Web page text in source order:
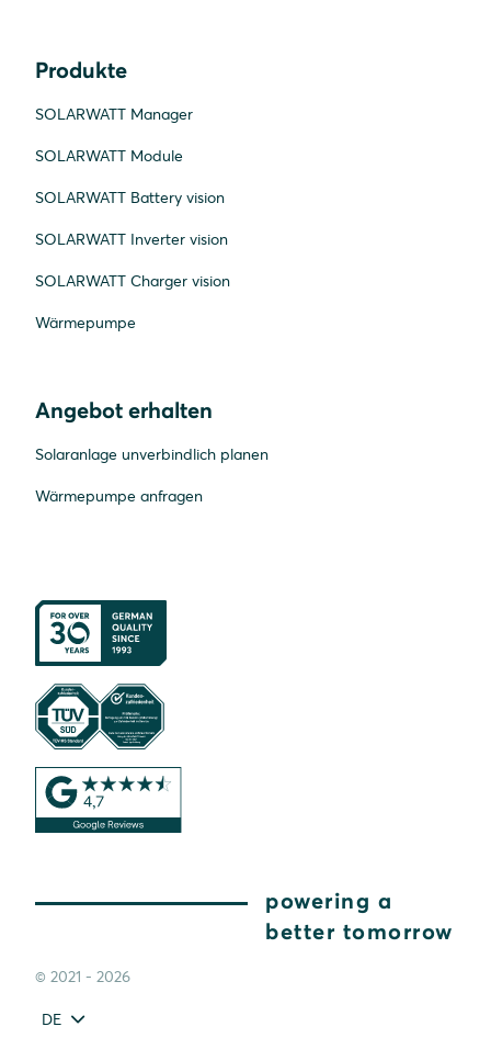
Produkte
SOLARWATT Manager
SOLARWATT Module
SOLARWATT Battery vision
SOLARWATT Inverter vision
SOLARWATT Charger vision
Wärmepumpe
Angebot erhalten
Solaranlage unverbindlich planen
Wärmepumpe anfragen
powering a
better tomorrow
© 2021 - 2026
DE